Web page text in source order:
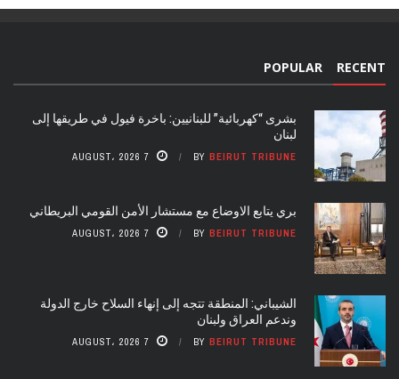
RECENT
POPULAR
بشرى “كهربائية” للبنانيين: باخرة فيول في طريقها إلى
لبنان
BY BEIRUT TRIBUNE 7 AUGUST، 2026
بري يتابع الاوضاع مع مستشار الأمن القومي البريطاني
BY BEIRUT TRIBUNE 7 AUGUST، 2026
الشيباني: المنطقة تتجه إلى إنهاء السلاح خارج الدولة
وندعم العراق ولبنان
BY BEIRUT TRIBUNE 7 AUGUST، 2026